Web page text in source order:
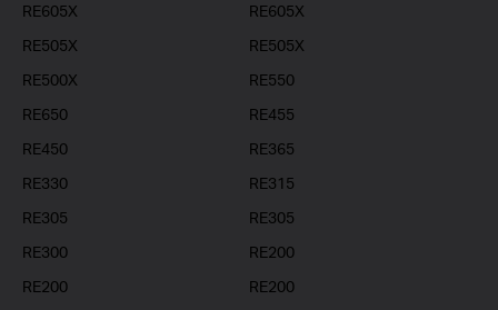
RE605X
RE605X
RE505X
RE505X
RE500X
RE550
RE650
RE455
RE450
RE365
RE330
RE315
RE305
RE305
RE300
RE200
RE200
RE200